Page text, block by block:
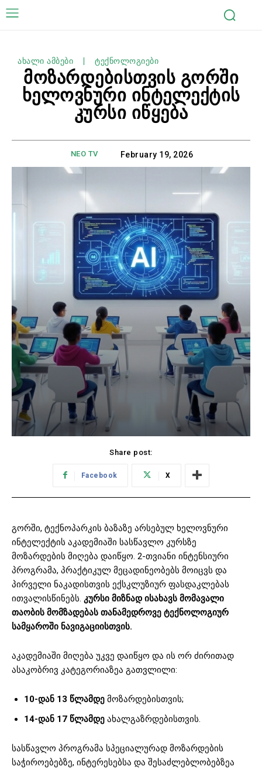
ახალი ამბები ტექნოლოგიები
მოზარდებისთვის გორში
ხელოვნური ინტელექტის
კურსი იწყება
NEO TV February 19, 2026
Share post:
Facebook X
გორში, ტექნოპარკის ბაზაზე არსებულ ხელოვნური
ინტელექტის აკადემიაში სასწავლო კურსზე
მოზარდების მიღება დაიწყო. 2-თვიანი ინტენსიური
პროგრამა, პრაქტიკულ მეცადინეობებს მოიცვს და
პირველი ნაკადისთვის ექსკლუზიურ ფასდაკლებას
ითვალისწინებს. კურსი მიზნად ისახავს მომავალი
თაობის მომზადებას თანამედროვე ტექნოლოგიურ
სამყაროში ნავიგაციისთვის.
აკადემიაში მიღება უკვე დაიწყო და ის ორ ძირითად
ასაკობრივ კატეგორიაზეა გათვლილი:
10-დან 13 წლამდე მოზარდებისთვის;
14-დან 17 წლამდე ახალგაზრდებისთვის.
სასწავლო პროგრამა სპეციალურად მოზარდების
საჭიროებებზე, ინტერესებსა და შესაძლებლობებზეა